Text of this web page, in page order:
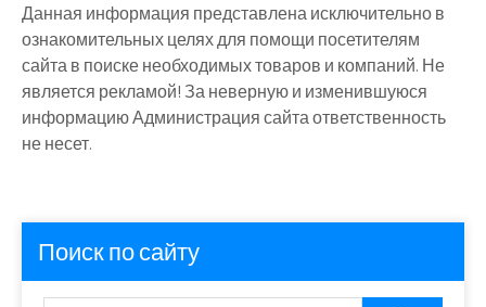
Данная информация представлена исключительно в
ознакомительных целях для помощи посетителям
сайта в поиске необходимых товаров и компаний. Не
является рекламой! За неверную и изменившуюся
информацию Администрация сайта ответственность
не несет.
Поиск по сайту